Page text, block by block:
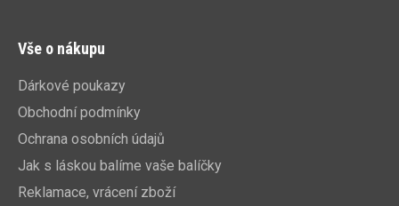
Vše o nákupu
Dárkové poukazy
Obchodní podmínky
Ochrana osobních údajů
Jak s láskou balíme vaše balíčky
Reklamace, vrácení zboží